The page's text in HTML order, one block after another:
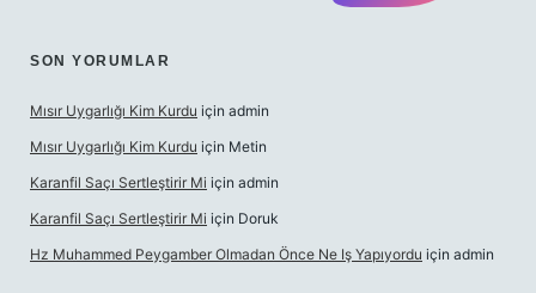
SON YORUMLAR
Mısır Uygarlığı Kim Kurdu için admin
Mısır Uygarlığı Kim Kurdu için Metin
Karanfil Saçı Sertleştirir Mi için admin
Karanfil Saçı Sertleştirir Mi için Doruk
Hz Muhammed Peygamber Olmadan Önce Ne Iş Yapıyordu için admin